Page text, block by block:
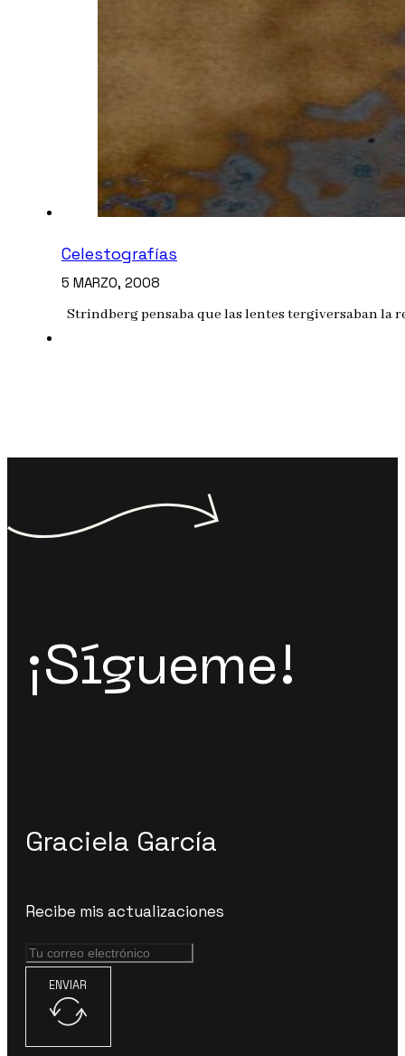
Celestografías
5 MARZO, 2008
Strindberg pensaba que las lentes tergiversaban la
¡Sígueme!
Graciela García
Recibe mis actualizaciones
ENVIAR